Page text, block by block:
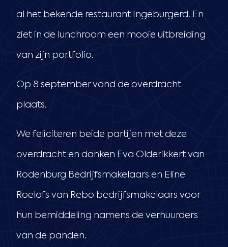
al het bekende restaurant Ingeburgerd. En
ziet in de lunchroom een mooie uitbreiding
van zijn portfolio.
Op 8 september vond de overdracht
plaats.
We feliciteren beide partijen met deze
overdracht en danken Eva Olderikkert van
Rodenburg Bedrijfsmakelaars en Eline
Roelofs van Rebo bedrijfsmakelaars voor
hun bemiddeling namens de verhuurders
van de panden.